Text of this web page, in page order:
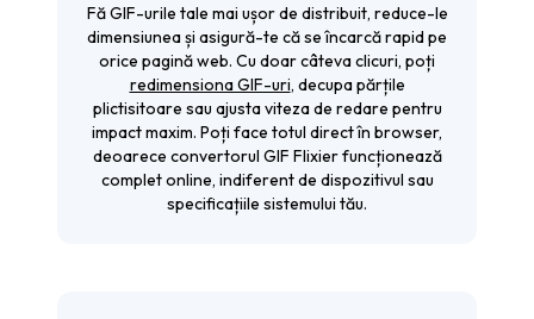
Fă GIF-urile tale mai ușor de distribuit, reduce-le
dimensiunea și asigură-te că se încarcă rapid pe
orice pagină web. Cu doar câteva clicuri, poți
redimensiona GIF-uri, decupa părțile
plictisitoare sau ajusta viteza de redare pentru
impact maxim. Poți face totul direct în browser,
deoarece convertorul GIF Flixier funcționează
complet online, indiferent de dispozitivul sau
specificațiile sistemului tău.